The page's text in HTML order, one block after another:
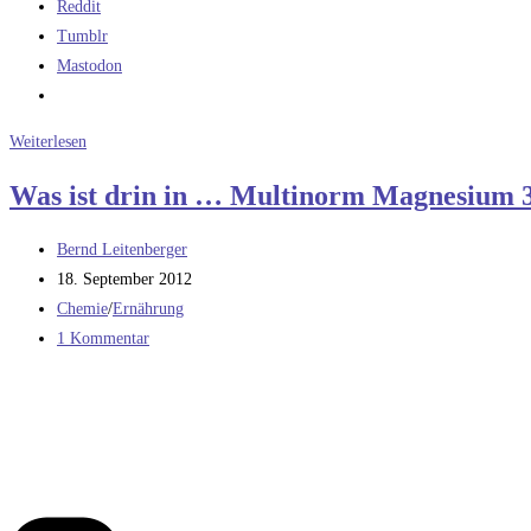
Reddit
Tumblr
Mastodon
Weiterlesen
der
/
Rätsel
/
musiktipps
Was ist drin in … Multinorm Magnesium
Beitrags-
Autor:
Bernd Leitenberger
Beitrag
veröffentlicht:
18. September 2012
Beitrags-
Kategorie:
Chemie/Ernährung
Beitrags-
1 Kommentar